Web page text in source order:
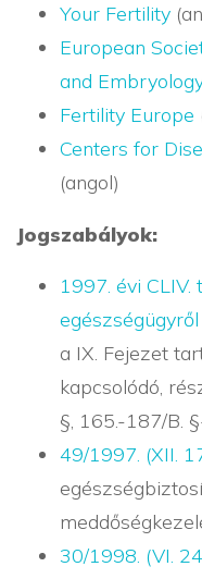
Your Fertility
European
and
Fertility Europe
Centers for
(angol)
Jogszabályok:
1997. évi CLIV.
egészségügyről
a IX. Fejezet
kapcsolódó,
§, 165.-187/B.
49/1997. (XII.
30/1998. (VI.